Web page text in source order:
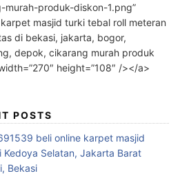
murah-produk-diskon-1.png”
karpet masjid turki tebal roll meteran
di bekasi, jakarta, bogor,
depok, cikarang murah produk
height=”108″ /></a>
POSTS
beli online karpet masjid
Kedoya Selatan, Jakarta Barat
Bekasi